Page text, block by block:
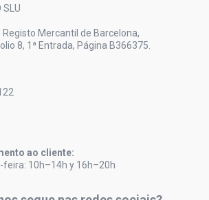
SLU
Mercantil de Barcelona,
8, 1ª Entrada, Página B366375.
ao cliente:
feira: 10h–14h y 16h–20h